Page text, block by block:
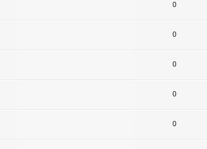
0
0
0
0
0